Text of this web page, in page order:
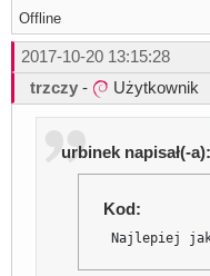
Offline
2017-10-20 13:15:28
trzczy - Użytkownik
urbinek napisał(-a):
Kod:
Najlepiej